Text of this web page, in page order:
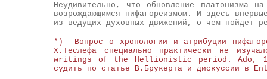
Неудивительно, что обновление платонизма
возрождающимся пифагореизмом. И здесь
из ведущих духовных движений, о чем пойдет
*) Вопрос о хронологии и атрибуции
Х.Теслефа специально практически не
writings of the Hellionistic period. Ado,
судить по статье В.Брукерта и дискуссии в